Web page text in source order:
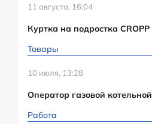
11 августа, 16:04
Куртка на подростка CROPP
Товары
10 июля, 13:28
Оператор газовой котельной
Работа